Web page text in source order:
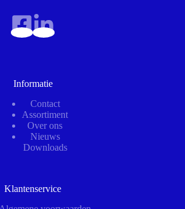
Informatie
Contact
Assortiment
Over ons
Nieuws
Downloads
Klantenservice